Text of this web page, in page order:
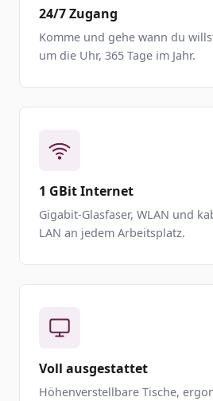
24/7 Zugang
Komme und gehe wann du
um die Uhr, 365 Tage im Jahr.
1 GBit Internet
Gigabit-Glasfaser, WLAN und
LAN an jedem Arbeitsplatz.
Voll ausgestattet
Höhenverstellbare Tische,